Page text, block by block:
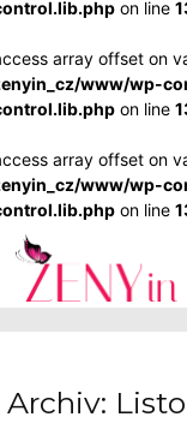
on line
array offset on
www/wp-
on line
array offset on
www/wp-
on line